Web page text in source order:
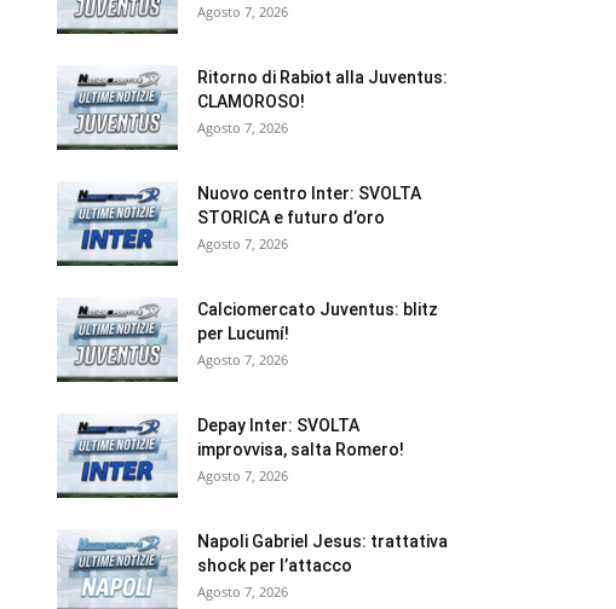
Agosto 7, 2026
Ritorno di Rabiot alla Juventus:
CLAMOROSO!
Agosto 7, 2026
Nuovo centro Inter: SVOLTA
STORICA e futuro d’oro
Agosto 7, 2026
Calciomercato Juventus: blitz
per Lucumí!
Agosto 7, 2026
Depay Inter: SVOLTA
improvvisa, salta Romero!
Agosto 7, 2026
Napoli Gabriel Jesus: trattativa
shock per l’attacco
Agosto 7, 2026